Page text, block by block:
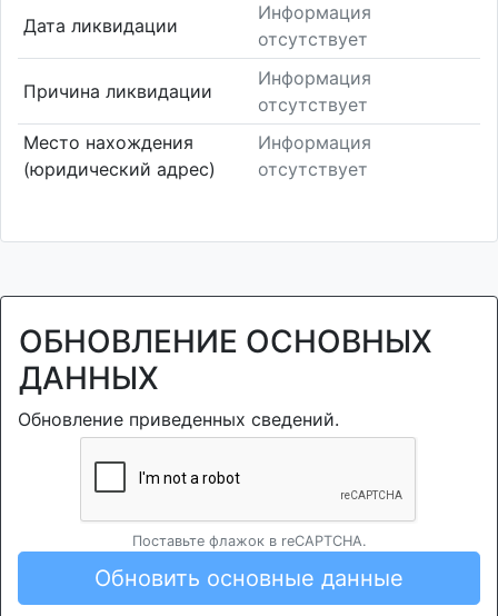
Дата ликвидации
Информация
отсутствует
Причина ликвидации
Информация
отсутствует
Место нахождения
(юридический адрес)
Информация
отсутствует
ОБНОВЛЕНИЕ ОСНОВНЫХ
ДАННЫХ
Обновление приведенных сведений.
Поставьте флажок в reCAPTCHA.
Обновить основные данные